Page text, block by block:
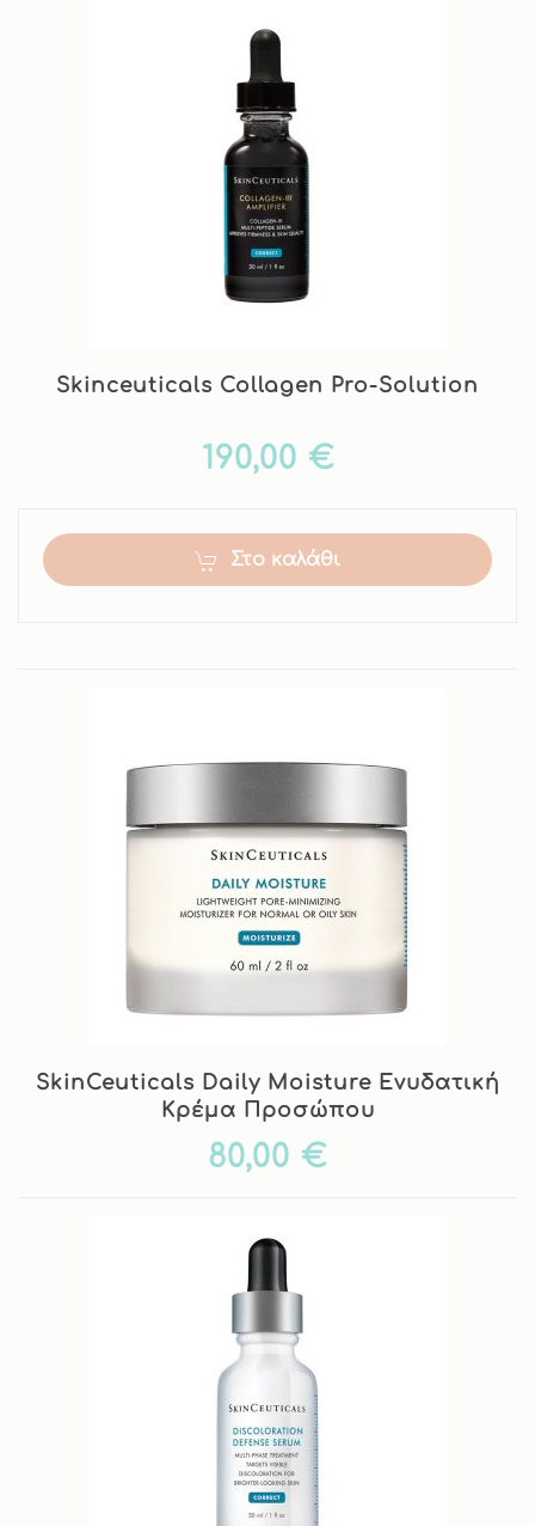
Skinceuticals Collagen Pro-Solution
190,00 €
Στο καλάθι
SkinCeuticals Daily Moisture Ενυδατική
Kρέμα Προσώπου
80,00 €